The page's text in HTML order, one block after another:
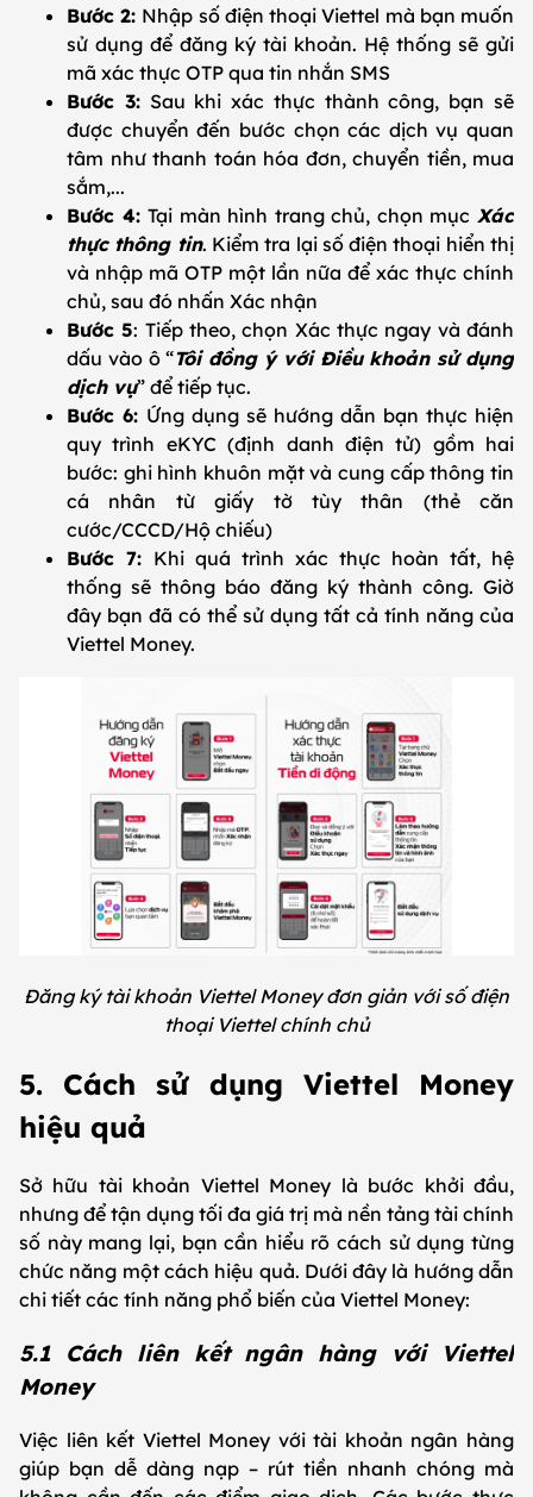
Bước 2: Nhập số điện thoại Viettel mà bạn muốn
sử dụng để đăng ký tài khoản. Hệ thống sẽ gửi
mã xác thực OTP qua tin nhắn SMS
Bước 3:Sau khi xác thực thành công, bạn sẽ
được chuyển đến bước chọn các dịch vụ quan
tâm như thanh toán hóa đơn, chuyển tiền, mua
sắm,...
Bước 4:Tại màn hình trang chủ, chọn mục Xác
thực thông tin. Kiểm tra lại số điện thoại hiển thị
và nhập mã OTP một lần nữa để xác thực chính
chủ, sau đó nhấn Xác nhận
Bước 5: Tiếp theo, chọn Xác thực ngay và đánh
dấu vào ô “Tôi đồng ý với Điều khoản sử dụng
dịch vụ” để tiếp tục.
Bước 6: Ứng dụng sẽ hướng dẫn bạn thực hiện
quy trình eKYC (định danh điện tử) gồm hai
bước: ghi hình khuôn mặt và cung cấp thông tin
cá nhân từ giấy tờ tùy thân (thẻ căn
cước/CCCD/Hộ chiếu)
Bước 7: Khi quá trình xác thực hoàn tất, hệ
thống sẽ thông báo đăng ký thành công. Giờ
đây bạn đã có thể sử dụng tất cả tính năng của
Viettel Money.
Đăng ký tài khoản Viettel Money đơn giản với số điện
thoại Viettel chính chủ
5. Cách sử dụng Viettel Money
hiệu quả
Sở hữu tài khoản Viettel Money là bước khởi đầu,
nhưng để tận dụng tối đa giá trị mà nền tảng tài chính
số này mang lại, bạn cần hiểu rõ cách sử dụng từng
chức năng một cách hiệu quả. Dưới đây là hướng dẫn
chi tiết các tính năng phổ biến của Viettel Money:
5.1 Cách liên kết ngân hàng với Viettel
Money
Việc liên kết Viettel Money với tài khoản ngân hàng
giúp bạn dễ dàng nạp – rút tiền nhanh chóng mà